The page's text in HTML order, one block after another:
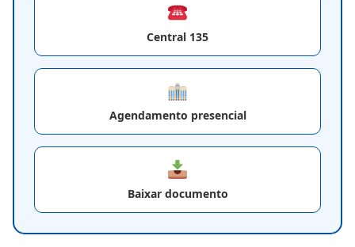
Central 135
Agendamento presencial
Baixar documento